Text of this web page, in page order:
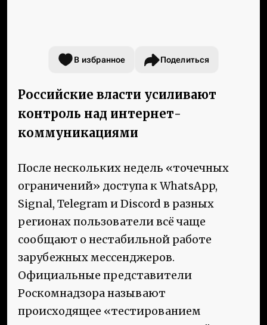
В избранное Поделиться
Российские власти усиливают
контроль над интернет-
коммуникациями
После нескольких недель «точечных
ограничений» доступа к WhatsApp,
Signal, Telegram и Discord в разных
регионах пользователи всё чаще
сообщают о нестабильной работе
зарубежных мессенджеров.
Официальные представители
Роскомнадзора называют
происходящее «тестированием